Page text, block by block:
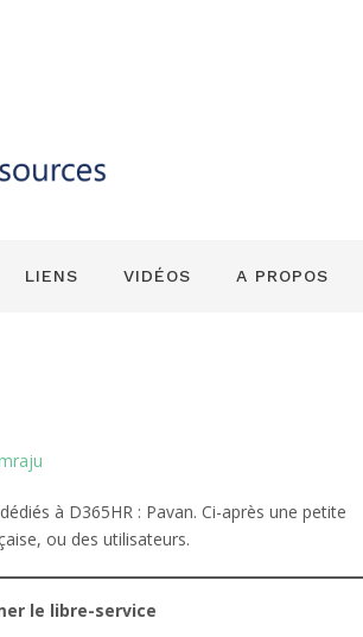
LIENS VIDÉOS A PROPOS
– 03 :
à D365HR : Pavan. Ci-après une petite
ou des utilisateurs.
le libre-service